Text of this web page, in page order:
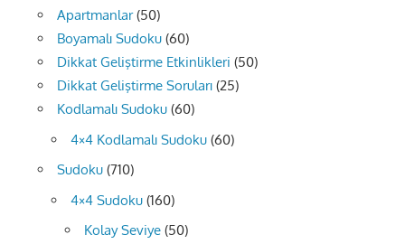
Apartmanlar(50)
Boyamalı Sudoku (60)
Dikkat Geliştirme Etkinlikleri (50)
Dikkat Geliştirme Soruları (25)
Kodlamalı Sudoku (60)
4×4 Kodlamalı Sudoku (60)
Sudoku (710)
4×4 Sudoku (160)
Kolay Seviye (50)